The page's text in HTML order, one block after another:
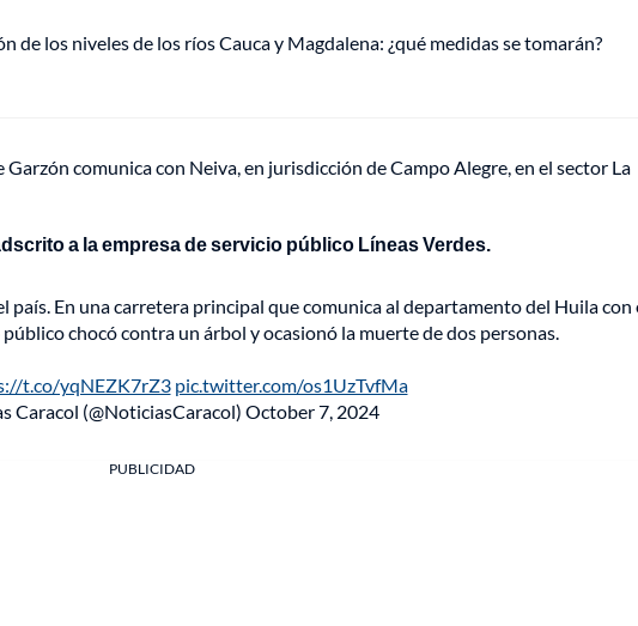
de los niveles de los ríos Cauca y Magdalena: ¿qué medidas se tomarán?
comunica con Neiva, en jurisdicción de Campo Alegre, en el sector La
a la empresa de servicio público Líneas Verdes.
país. En una carretera principal que comunica al departamento del Huila con
chocó contra un árbol y ocasionó la muerte de dos personas.
t.co/yqNEZK7rZ3 pic.twitter.com/os1UzTvfMa
Caracol (@NoticiasCaracol) October 7, 2024
PUBLICIDAD